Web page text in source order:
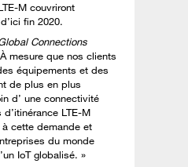
M couvriront
fin 2020.
Connections
mesure que nos clients
équipements et des
de plus en plus
d’ une connectivité
LTE-M
cette demande et
du monde
IoT globalisé. »